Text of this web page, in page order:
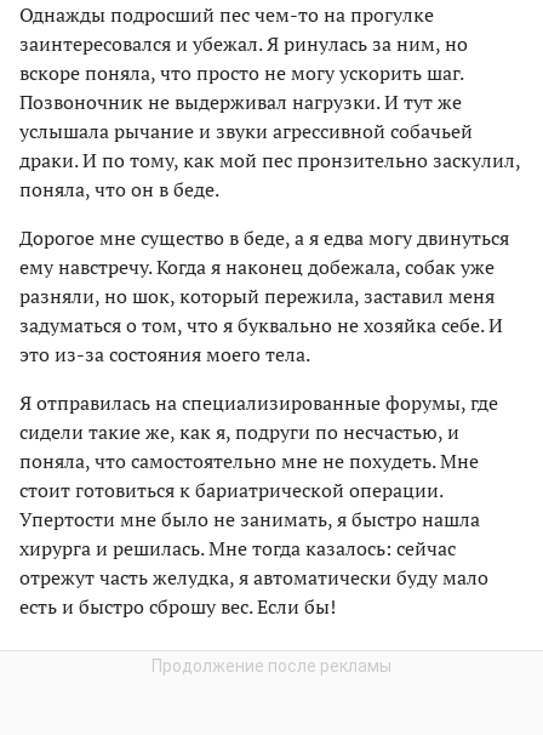
Однажды подросший пес чем-то на прогулке
заинтересовался и убежал. Я ринулась за ним, но
вскоре поняла, что просто не могу ускорить шаг.
Позвоночник не выдерживал нагрузки. И тут же
услышала рычание и звуки агрессивной собачьей
драки. И по тому, как мой пес пронзительно заскулил,
поняла, что он в беде.
Дорогое мне существо в беде, а я едва могу двинуться
ему навстречу. Когда я наконец добежала, собак уже
разняли, но шок, который пережила, заставил меня
задуматься о том, что я буквально не хозяйка себе. И
это из-за состояния моего тела.
Я отправилась на специализированные форумы, где
сидели такие же, как я, подруги по несчастью, и
поняла, что самостоятельно мне не похудеть. Мне
стоит готовиться к бариатрической операции.
Упертости мне было не занимать, я быстро нашла
хирурга и решилась. Мне тогда казалось: сейчас
отрежут часть желудка, я автоматически буду мало
есть и быстро сброшу вес. Если бы!